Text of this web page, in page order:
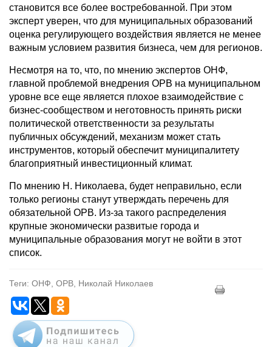
становится все более востребованной. При этом
эксперт уверен, что для муниципальных образований
оценка регулирующего воздействия является не менее
важным условием развития бизнеса, чем для регионов.
Несмотря на то, что, по мнению экспертов ОНФ,
главной проблемой внедрения ОРВ на муниципальном
уровне все еще является плохое взаимодействие с
бизнес-сообществом и неготовность принять риски
политической ответственности за результаты
публичных обсуждений, механизм может стать
инструментов, который обеспечит муниципалитету
благоприятный инвестиционный климат.
По мнению Н. Николаева, будет неправильно, если
только регионы станут утверждать перечень для
обязательной ОРВ. Из-за такого распределения
крупные экономически развитые города и
муниципальные образования могут не войти в этот
список.
Теги: ОНФ, ОРВ, Николай Николаев